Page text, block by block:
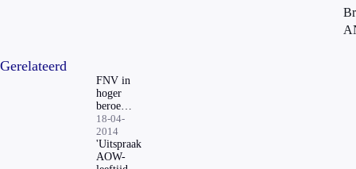
Gerelateerd
FNV in
hoger
beroep
tegen
uitspraak
AOW-
gat
18-04-
2014
'Uitspraak
AOW-